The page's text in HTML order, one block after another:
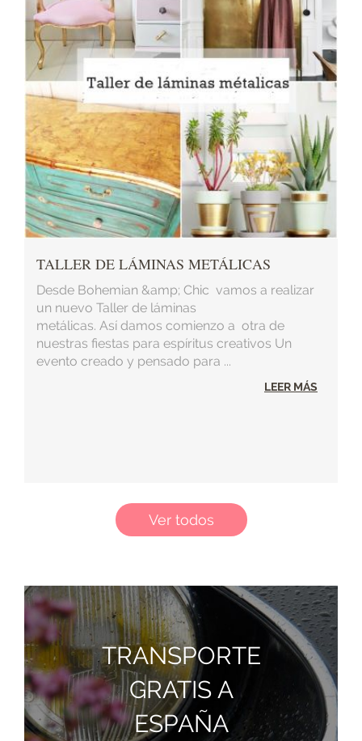
TALLER DE LÁMINAS METÁLICAS
Desde Bohemian &amp; Chic vamos a realizar
un nuevo Taller de láminas
metálicas. Así damos comienzo a otra de
nuestras fiestas para espíritus creativos Un
evento creado y pensado para ...
LEER MÁS
Ver todos
TRANSPORTE
GRATIS A
ESPAÑA